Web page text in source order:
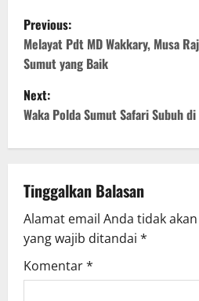
P
o
s
t
n
a
v
i
g
Previous:
Melayat Pdt MD Wakkary, Musa
Sumut yang Baik
Next:
Waka Polda Sumut Safari Subuh
Tinggalkan Balasan
Alamat email Anda tidak
yang wajib ditandai *
Komentar*